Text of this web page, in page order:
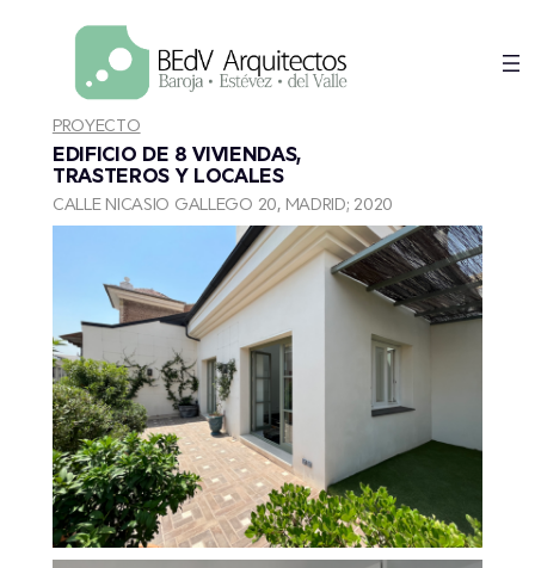
PROYECTO
EDIFICIO DE 8 VIVIENDAS,
TRASTEROS Y LOCALES
CALLE NICASIO GALLEGO 20, MADRID; 2020